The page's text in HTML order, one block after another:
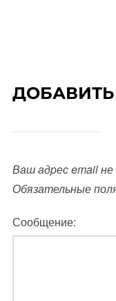
Ваш адрес email не
Обязательные
Сообщение: